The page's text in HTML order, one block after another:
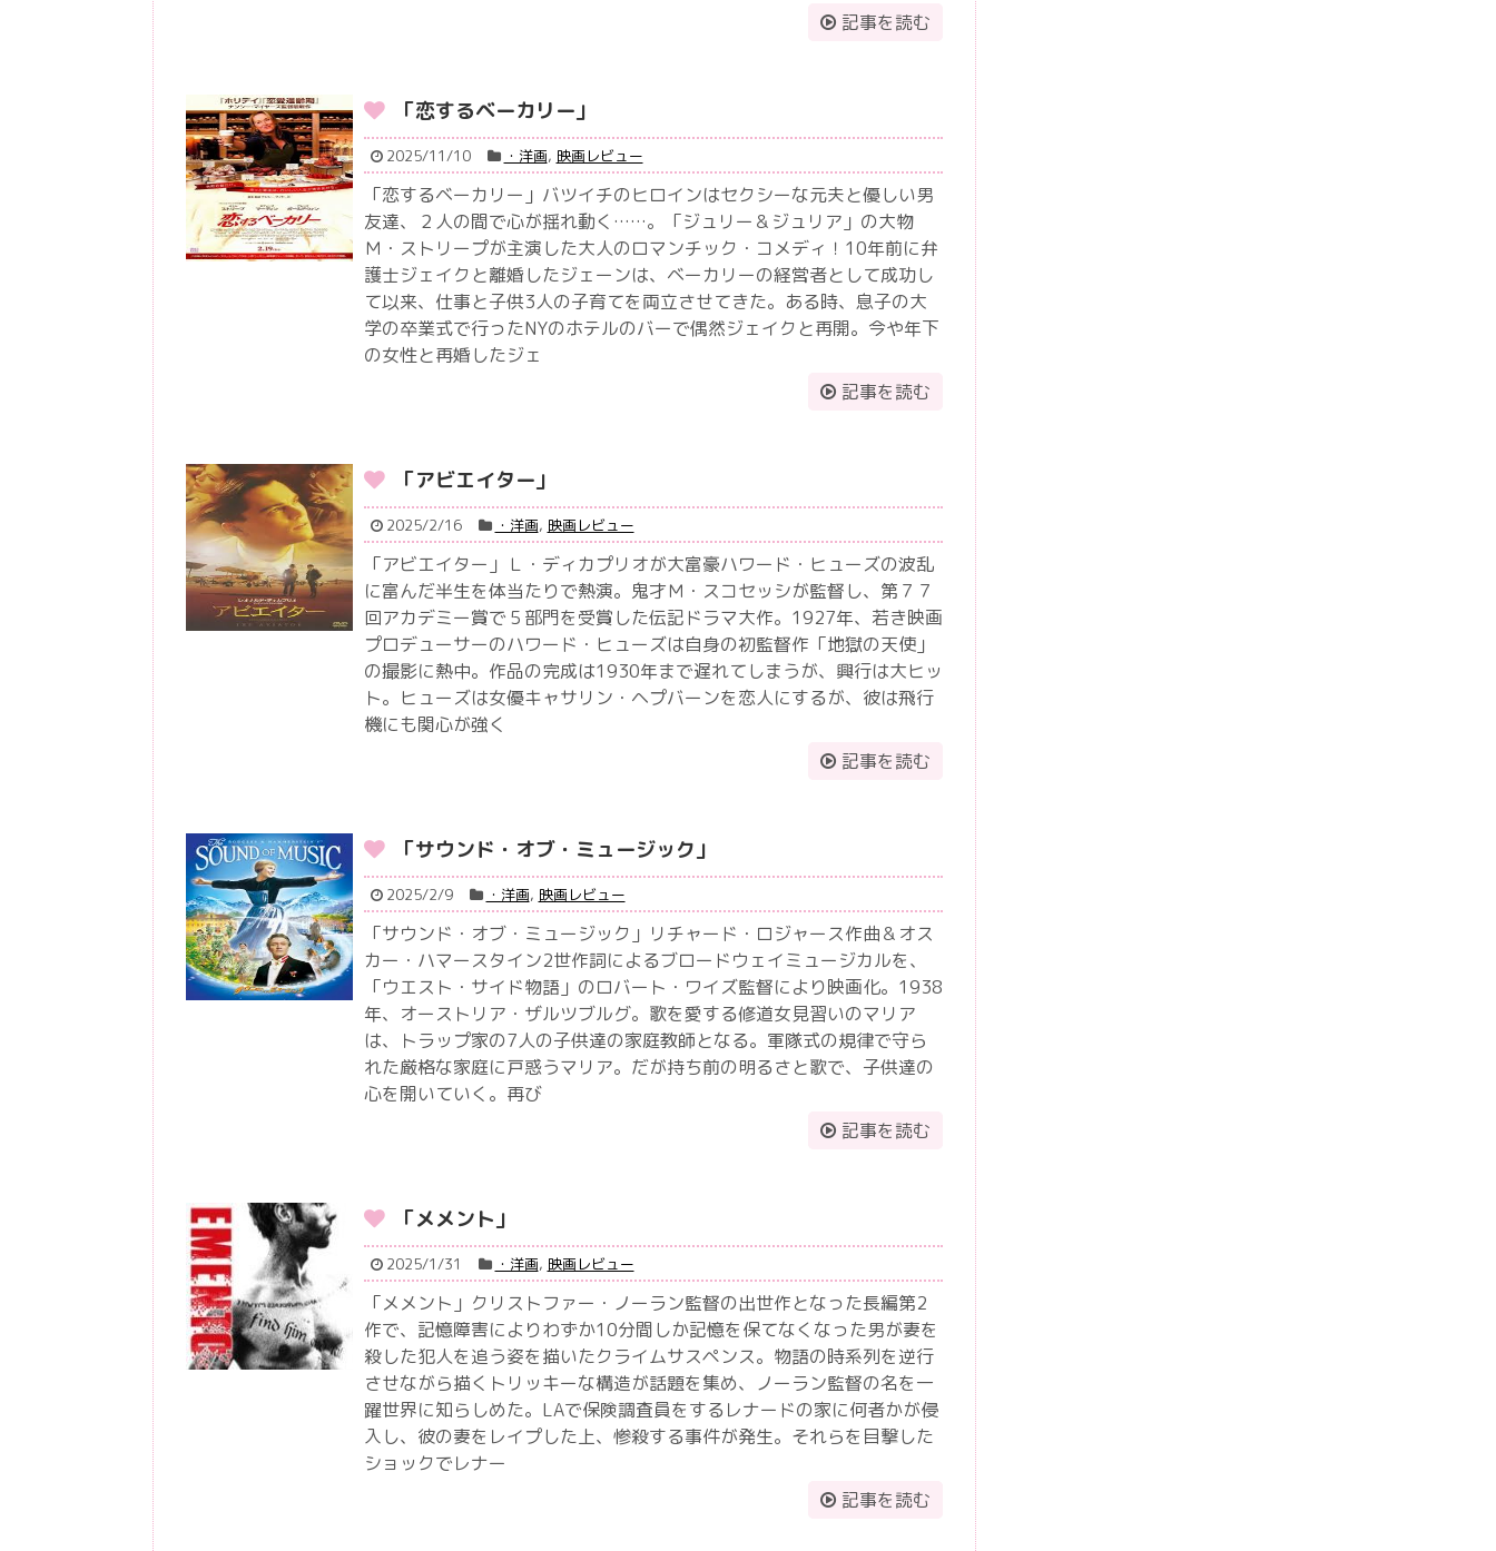
記事を読む
「恋するベーカリー」
2025/11/10 ・洋画, 映画レビュー
「恋するベーカリー」バツイチのヒロインはセクシーな元夫と優しい男
友達、２人の間で心が揺れ動く……。「ジュリー＆ジュリア」の大物
Ｍ・ストリープが主演した大人のロマンチック・コメディ！10年前に弁
護士ジェイクと離婚したジェーンは、ベーカリーの経営者として成功し
て以来、仕事と子供3人の子育てを両立させてきた。ある時、息子の大
学の卒業式で行ったNYのホテルのバーで偶然ジェイクと再開。今や年下
の女性と再婚したジェ
記事を読む
「アビエイター」
2025/2/16 ・洋画, 映画レビュー
「アビエイター」Ｌ・ディカプリオが大富豪ハワード・ヒューズの波乱
に富んだ半生を体当たりで熱演。鬼才Ｍ・スコセッシが監督し、第７７
回アカデミー賞で５部門を受賞した伝記ドラマ大作。1927年、若き映画
プロデューサーのハワード・ヒューズは自身の初監督作「地獄の天使」
の撮影に熱中。作品の完成は1930年まで遅れてしまうが、興行は大ヒッ
ト。ヒューズは女優キャサリン・ヘプバーンを恋人にするが、彼は飛行
機にも関心が強く
記事を読む
「サウンド・オブ・ミュージック」
2025/2/9 ・洋画, 映画レビュー
「サウンド・オブ・ミュージック」リチャード・ロジャース作曲＆オス
カー・ハマースタイン2世作詞によるブロードウェイミュージカルを、
「ウエスト・サイド物語」のロバート・ワイズ監督により映画化。1938
年、オーストリア・ザルツブルグ。歌を愛する修道女見習いのマリア
は、トラップ家の7人の子供達の家庭教師となる。軍隊式の規律で守ら
れた厳格な家庭に戸惑うマリア。だが持ち前の明るさと歌で、子供達の
心を開いていく。再び
記事を読む
「メメント」
2025/1/31 ・洋画, 映画レビュー
「メメント」クリストファー・ノーラン監督の出世作となった長編第2
作で、記憶障害によりわずか10分間しか記憶を保てなくなった男が妻を
殺した犯人を追う姿を描いたクライムサスペンス。物語の時系列を逆行
させながら描くトリッキーな構造が話題を集め、ノーラン監督の名を一
躍世界に知らしめた。LAで保険調査員をするレナードの家に何者かが侵
入し、彼の妻をレイプした上、惨殺する事件が発生。それらを目撃した
ショックでレナー
記事を読む